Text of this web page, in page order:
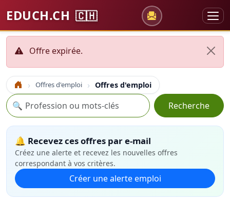
EDUCH.CH 🇨🇭
Offre expirée.
Accueil Offres d'emploi Offres d'emploi
Recherche
🔍 Recherche
🔔 Recevez ces offres par e-mail
Créez une alerte et recevez les nouvelles offres
correspondant à vos critères.
Créer une alerte emploi